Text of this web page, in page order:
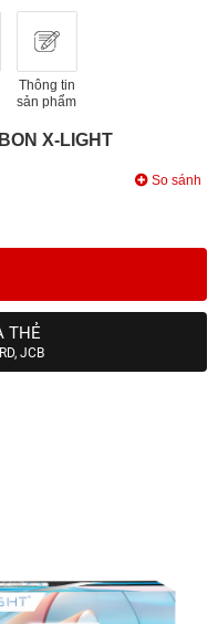
Thông tin
sản phẩm
X-LIGHT
So sánh
THẺ
JCB